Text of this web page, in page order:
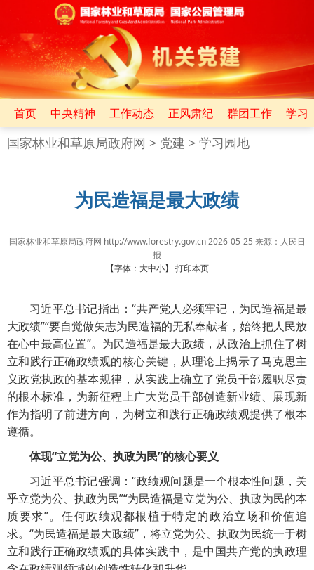
首页 中央精神 工作动态 正风肃纪 群团工作 学习
国家林业和草原局政府网 > 党建 > 学习园地
为民造福是最大政绩
国家林业和草原局政府网 http://www.forestry.gov.cn 2026-05-25 来源： ​人民日
报
【字体： 大中小】 打印本页
习近平总书记指出：“共产党人必须牢记，为民造福是最
大政绩”“要自觉做矢志为民造福的无私奉献者，始终把人民放
在心中最高位置”。为民造福是最大政绩，从政治上抓住了树
立和践行正确政绩观的核心关键，从理论上揭示了马克思主
义政党执政的基本规律，从实践上确立了党员干部履职尽责
的根本标准，为新征程上广大党员干部创造新业绩、展现新
作为指明了前进方向，为树立和践行正确政绩观提供了根本
遵循。
体现“立党为公、执政为民”的核心要义
习近平总书记强调：“政绩观问题是一个根本性问题，关
乎立党为公、执政为民”“为民造福是立党为公、执政为民的本
质要求”。任何政绩观都根植于特定的政治立场和价值追
求。“为民造福是最大政绩”，将立党为公、执政为民统一于树
立和践行正确政绩观的具体实践中，是中国共产党的执政理